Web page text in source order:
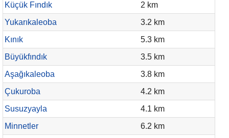
Küçük Fındık
2 km
Yukarıkaleoba
3.2 km
Kınık
5.3 km
Büyükfındık
3.5 km
Aşağıkaleoba
3.8 km
Çukuroba
4.2 km
Susuzyayla
4.1 km
Minnetler
6.2 km